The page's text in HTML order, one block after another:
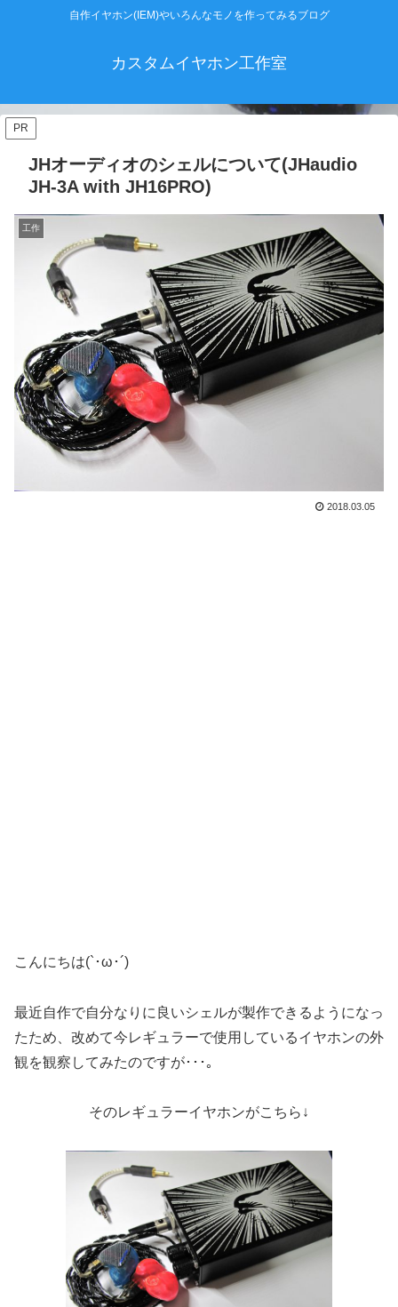
自作イヤホン(IEM)やいろんなモノを作ってみるブログ
カスタムイヤホン工作室
PR
JHオーディオのシェルについて(JHaudio
JH-3A with JH16PRO)
工作
2018.03.05
こんにちは(`･ω･´)
最近自作で自分なりに良いシェルが製作できるようになっ
たため、改めて今レギュラーで使用しているイヤホンの外
観を観察してみたのですが･･･｡
そのレギュラーイヤホンがこちら↓